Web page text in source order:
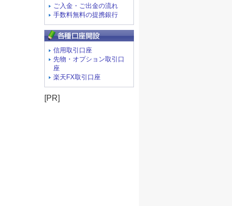
ご入金・ご出金の流れ
手数料無料の提携銀行
信用取引口座
先物・オプション取引口
座
楽天FX取引口座
[PR]